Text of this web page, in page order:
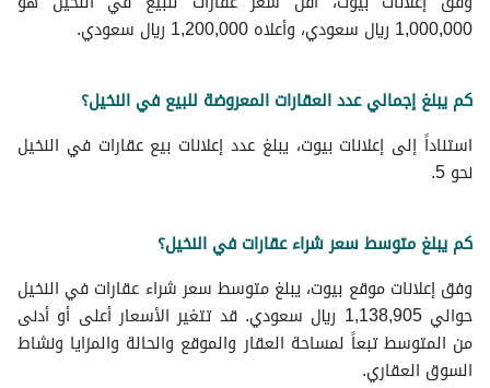
1,000,000 ريال سعودي، وأعلاه 1,200,000 ريال سعودي.
كم يبلغ إجمالي عدد العقارات المعروضة للبيع في النخيل؟
استناداً إلى إعلانات بيوت، يبلغ عدد إعلانات بيع عقارات في النخيل
نحو 5.
كم يبلغ متوسط سعر شراء عقارات في النخيل؟
وفق إعلانات موقع بيوت، يبلغ متوسط سعر شراء عقارات في النخيل
حوالي 1,138,905 ريال سعودي. قد تتغير الأسعار أعلى أو أدنى
من المتوسط تبعاً لمساحة العقار والموقع والحالة والمزايا ونشاط
السوق العقاري.